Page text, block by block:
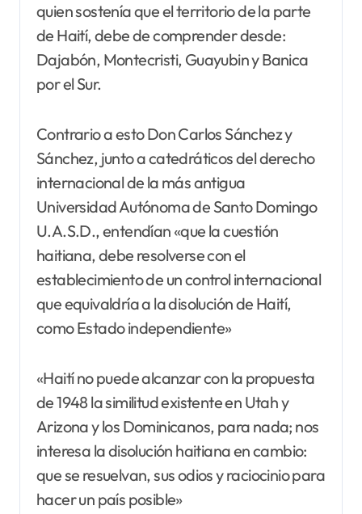
quien sostenía que el territorio de la parte
de Haití, debe de comprender desde:
Dajabón, Montecristi, Guayubin y Banica
por el Sur.
Contrario a esto Don Carlos Sánchez y
Sánchez, junto a catedráticos del derecho
internacional de la más antigua
Universidad Autónoma de Santo Domingo
U.A.S.D., entendían «que la cuestión
haitiana, debe resolverse con el
establecimiento de un control internacional
que equivaldría a la disolución de Haití,
como Estado independiente»
«Haití no puede alcanzar con la propuesta
de 1948 la similitud existente en Utah y
Arizona y los Dominicanos, para nada; nos
interesa la disolución haitiana en cambio:
que se resuelvan, sus odios y raciocinio para
hacer un país posible»